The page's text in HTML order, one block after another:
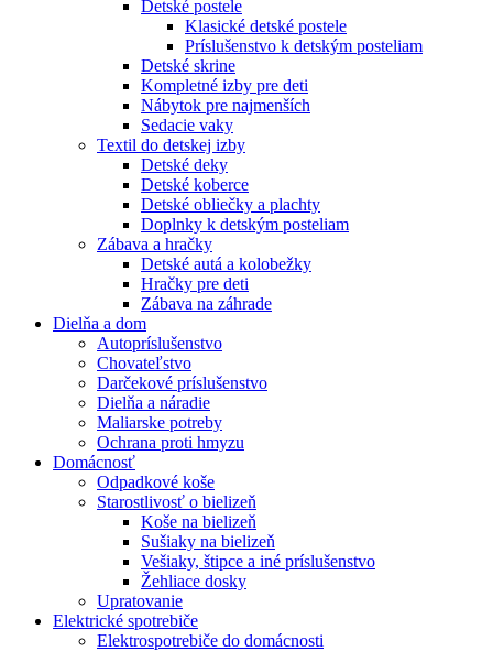
Detské postele
Klasické detské postele
Príslušenstvo k detským posteliam
Detské skrine
Kompletné izby pre deti
Nábytok pre najmenších
Sedacie vaky
Textil do detskej izby
Detské deky
Detské koberce
Detské obliečky a plachty
Doplnky k detským posteliam
Zábava a hračky
Detské autá a kolobežky
Hračky pre deti
Zábava na záhrade
Dielňa a dom
Autopríslušenstvo
Chovateľstvo
Darčekové príslušenstvo
Dielňa a náradie
Maliarske potreby
Ochrana proti hmyzu
Domácnosť
Odpadkové koše
Starostlivosť o bielizeň
Koše na bielizeň
Sušiaky na bielizeň
Vešiaky, štipce a iné príslušenstvo
Žehliace dosky
Upratovanie
Elektrické spotrebiče
Elektrospotrebiče do domácnosti